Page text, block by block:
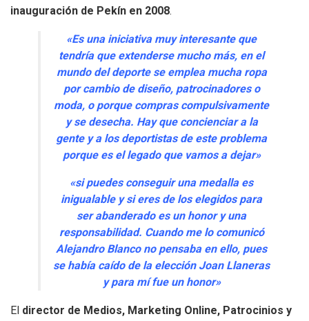
inauguración de Pekín en 2008.
«Es una iniciativa muy interesante que
tendría que extenderse mucho más, en el
mundo del deporte se emplea mucha ropa
por cambio de diseño, patrocinadores o
moda, o porque compras compulsivamente
y se desecha. Hay que concienciar a la
gente y a los deportistas de este problema
porque es el legado que vamos a dejar»
«si puedes conseguir una medalla es
inigualable y si eres de los elegidos para
ser abanderado es un honor y una
responsabilidad. Cuando me lo comunicó
Alejandro Blanco no pensaba en ello, pues
se había caído de la elección Joan Llaneras
y para mí fue un honor»
El director de Medios, Marketing Online, Patrocinios y